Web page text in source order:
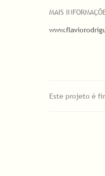
MAIS
Este projeto é